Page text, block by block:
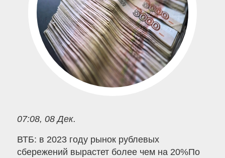
07:08, 08 Дек.
ВТБ: в 2023 году рынок рублевых
сбережений вырастет более чем на 20%По